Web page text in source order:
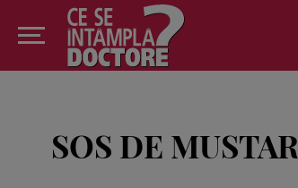
SOS DE MUSTAR